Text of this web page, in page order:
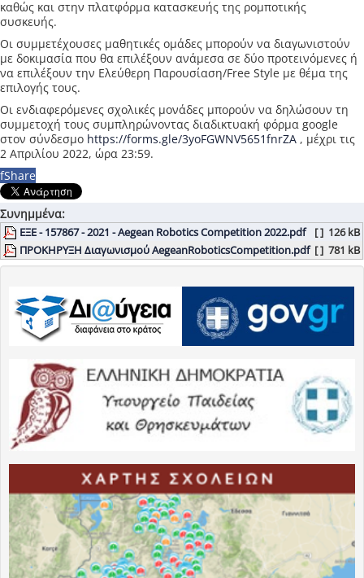
καθώς και στην πλατφόρμα κατασκευής της ρομποτικής
συσκευής.
Οι συμμετέχουσες μαθητικές ομάδες μπορούν να διαγωνιστούν
με δοκιμασία που θα επιλέξουν ανάμεσα σε δύο προτεινόμενες ή
να επιλέξουν την Ελεύθερη Παρουσίαση/Free Style με θέμα της
επιλογής τους.
Οι ενδιαφερόμενες σχολικές μονάδες μπορούν να δηλώσουν τη
συμμετοχή τους συμπληρώνοντας διαδικτυακή φόρμα google
στον σύνδεσμο https://forms.gle/3yoFGWNV5651fnrZA , μέχρι τις
2 Απριλίου 2022, ώρα 23:59.
fShare
Συνημμένα:
ΕΞΕ - 157867 - 2021 - Aegean Robotics Competition 2022.pdf [ ] 126 kB
ΠΡΟΚΗΡΥΞΗ Διαγωνισμού AegeanRoboticsCompetition.pdf [ ] 781 kB